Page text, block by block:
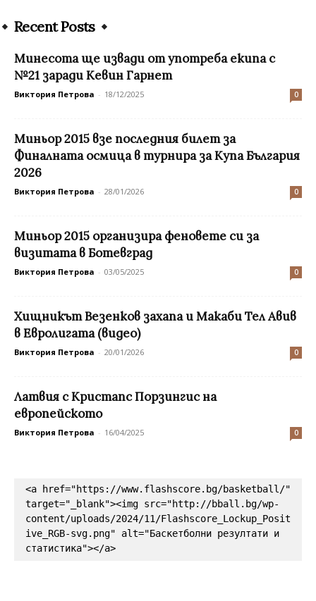
Recent Posts
Минесота ще извади от употреба екипа с
№21 заради Кевин Гарнет
Виктория Петрова - 18/12/2025 0
Миньор 2015 взе последния билет за
Финалната осмица в турнира за Купа България
2026
Виктория Петрова - 28/01/2026 0
Миньор 2015 организира феновете си за
визитата в Ботевград
Виктория Петрова - 03/05/2025 0
Хищникът Везенков захапа и Макаби Тел Авив
в Евролигата (видео)
Виктория Петрова - 20/01/2026 0
Латвия с Кристапс Порзингис на
европейското
Виктория Петрова - 16/04/2025 0
<a href="https://www.flashscore.bg/basketball/"
target="_blank"><img src="http://bball.bg/wp-
content/uploads/2024/11/Flashscore_Lockup_Posit
ive_RGB-svg.png" alt="Баскетболни резултати и
статистика"></a>